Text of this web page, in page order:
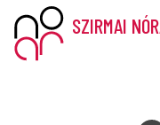
SZIRMAI